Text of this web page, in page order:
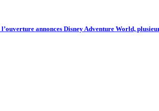
annonces Disney Adventure World,